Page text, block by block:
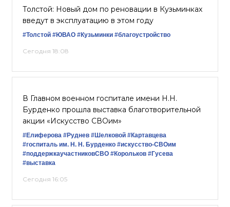
Толстой: Новый дом по реновации в Кузьминках
введут в эксплуатацию в этом году
#Толстой #ЮВАО #Кузьминки #благоустройство
Сегодня 18:08
В Главном военном госпитале имени Н.Н.
Бурденко прошла выставка благотворительной
акции «Искусство СВОим»
#Елиферова #Руднев #Шелковой #Картавцева
#госпиталь им. Н. Н. Бурденко #искусство-СВОим
#поддержкаучастниковСВО #Корольков #Гусева
#выставка
Сегодня 16:05